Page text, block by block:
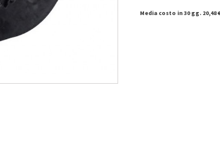
Media costo in 30 gg. 20,48 €